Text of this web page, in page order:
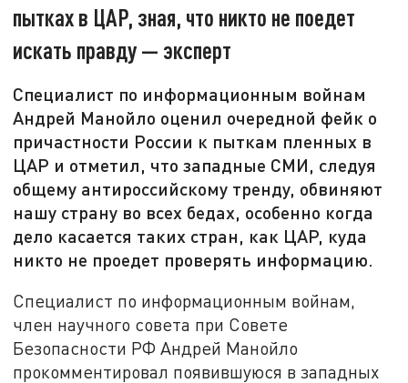
пытках в ЦАР, зная, что никто не поедет
искать правду — эксперт
Специалист по информационным войнам
Андрей Манойло оценил очередной фейк о
причастности России к пыткам пленных в
ЦАР и отметил, что западные СМИ, следуя
общему антироссийскому тренду, обвиняют
нашу страну во всех бедах, особенно когда
дело касается таких стран, как ЦАР, куда
никто не проедет проверять информацию.
Специалист по информационным войнам,
член научного совета при Совете
Безопасности РФ Андрей Манойло
прокомментировал появившуюся в западных